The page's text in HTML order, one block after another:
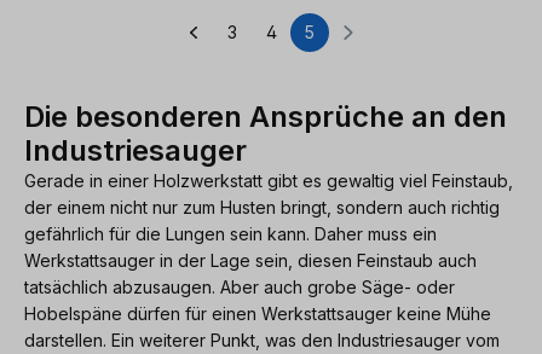
Seite
3 Seite
4 Seite
5
Die besonderen Ansprüche an den
Industriesauger
Gerade in einer Holzwerkstatt gibt es gewaltig viel Feinstaub,
der einem nicht nur zum Husten bringt, sondern auch richtig
gefährlich für die Lungen sein kann. Daher muss ein
Werkstattsauger in der Lage sein, diesen Feinstaub auch
tatsächlich abzusaugen. Aber auch grobe Säge- oder
Hobelspäne dürfen für einen Werkstattsauger keine Mühe
darstellen. Ein weiterer Punkt, was den Industriesauger vom